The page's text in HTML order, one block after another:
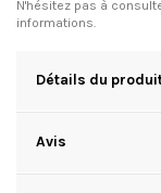
N'hésitez pas à
informations.
Détails du
Avis